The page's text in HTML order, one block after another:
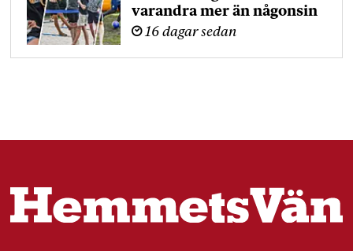
varandra mer än någonsin
16 dagar sedan